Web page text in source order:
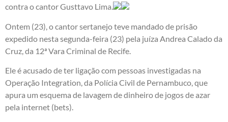
contra o cantor Gusttavo Lima.
Ontem (23), o cantor sertanejo teve mandado de prisão
expedido nesta segunda-feira (23) pela juíza Andrea Calado da
Cruz, da 12ª Vara Criminal de Recife.
Ele é acusado de ter ligação com pessoas investigadas na
Operação Integration, da Polícia Civil de Pernambuco, que
apura um esquema de lavagem de dinheiro de jogos de azar
pela internet (bets).